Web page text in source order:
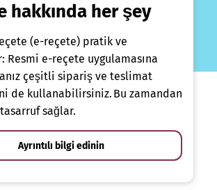
hakkında her şey
(e-reçete) pratik ve
Resmi e-reçete uygulamasına
çeşitli sipariş ve teslimat
de kullanabilirsiniz. Bu zamandan
sağlar.
Ayrıntılı bilgi edinin